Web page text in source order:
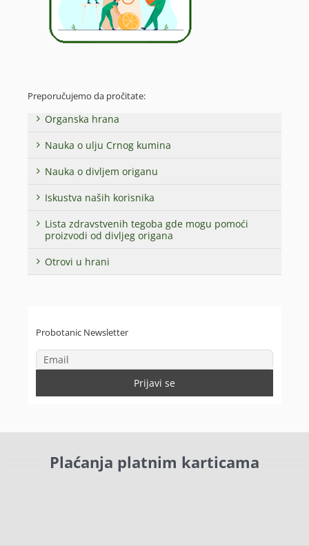
Preporučujemo da pročitate:
Organska hrana
Nauka o ulju Crnog kumina
Nauka o divljem origanu
Iskustva naših korisnika
Lista zdravstvenih tegoba gde mogu pomoći
proizvodi od divljeg origana
Otrovi u hrani
Probotanic Newsletter
Plaćanja platnim karticama